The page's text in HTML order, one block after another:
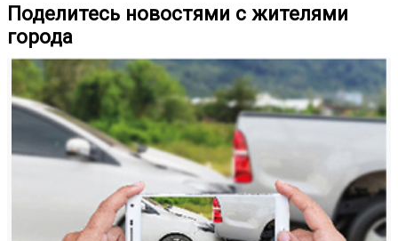
Поделитесь новостями с жителями
города